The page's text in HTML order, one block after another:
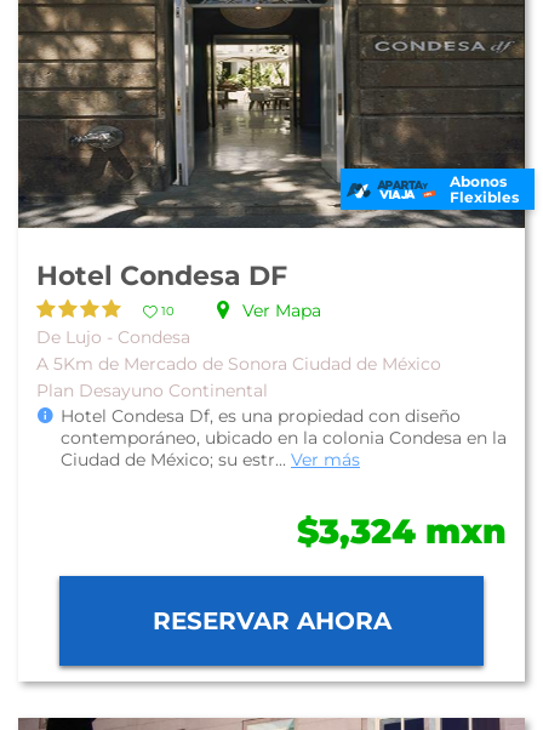
Abonos
Flexibles
Hotel Condesa DF
10
Ver Mapa
De Lujo - Condesa
A 5Km de Mercado de Sonora Ciudad de México
Plan Desayuno Continental
Hotel Condesa Df, es una propiedad con diseño
contemporáneo, ubicado en la colonia Condesa en la
Ciudad de México; su estr... Ver más
$3,324 mxn
RESERVAR AHORA